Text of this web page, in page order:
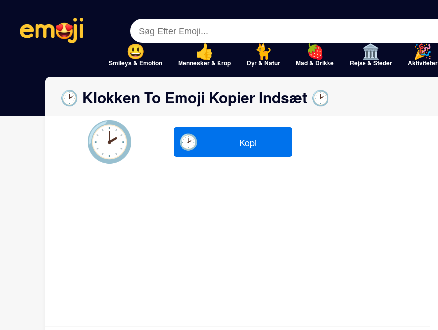
Smileys & Emotion Mennesker & Krop Dyr & Natur Mad & Drikke Rejse & Steder Aktiviteter
Close
Close
🕑 Klokken To Emoji Kopier Indsæt 🕑
🕑 🕑 Kopi